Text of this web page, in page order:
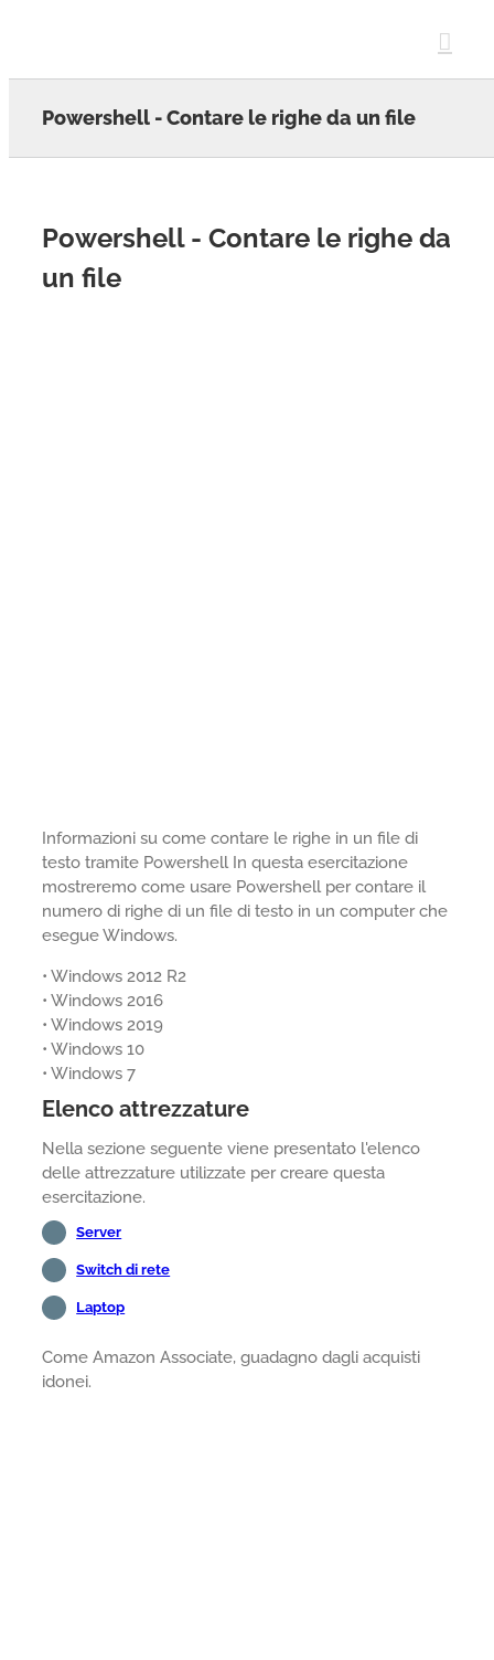
Powershell - Contare le righe da un file
Powershell - Contare le righe da
un file
Informazioni su come contare le righe in un file di
testo tramite Powershell In questa esercitazione
mostreremo come usare Powershell per contare il
numero di righe di un file di testo in un computer che
esegue Windows.
• Windows 2012 R2
• Windows 2016
• Windows 2019
• Windows 10
• Windows 7
Elenco attrezzature
Nella sezione seguente viene presentato l'elenco
delle attrezzature utilizzate per creare questa
esercitazione.
Server
Switch di rete
Laptop
Come Amazon Associate, guadagno dagli acquisti
idonei.